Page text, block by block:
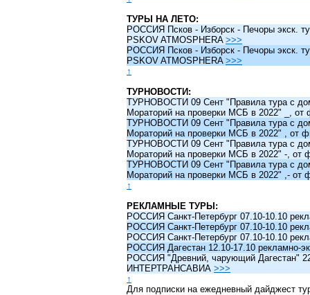
ТУРЫ НА ЛЕТО:
РОССИЯ Псков - Изборск - Печоры экск.
PSKOV ATMOSPHERA >>>
РОССИЯ Псков - Изборск - Печоры экск.
PSKOV ATMOSPHERA >>>
↑
ТУРНОВОСТИ:
ТУРНОВОСТИ 09 Сент "Правила тура с
Мораторий на проверки МСБ в 2022" _,
ТУРНОВОСТИ 09 Сент "Правила тура с
Мораторий на проверки МСБ в 2022" ,
ТУРНОВОСТИ 09 Сент "Правила тура с
Мораторий на проверки МСБ в 2022" -,
ТУРНОВОСТИ 09 Сент "Правила тура с
Мораторий на проверки МСБ в 2022" ,-
↑
РЕКЛАМНЫЕ ТУРЫ:
РОССИЯ Санкт-Петербург 07.10-10.10
РОССИЯ Санкт-Петербург 07.10-10.10
РОССИЯ Санкт-Петербург 07.10-10.10
РОССИЯ Дагестан 12.10-17.10 рекламно-
РОССИЯ "Древний, чарующий Дагестан"
ИНТЕРТРАНСАВИА >>>
↑
Для подписки на ежедневный дайджест